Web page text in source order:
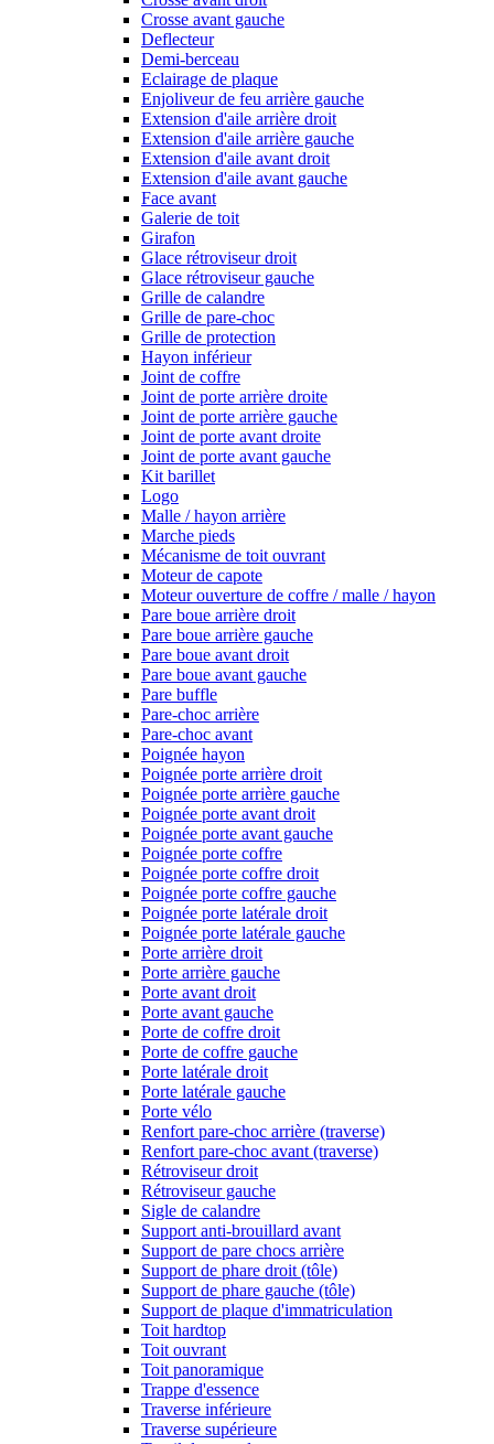
Crosse avant gauche
Deflecteur
Demi-berceau
Eclairage de plaque
Enjoliveur de feu arrière gauche
Extension d'aile arrière droit
Extension d'aile arrière gauche
Extension d'aile avant droit
Extension d'aile avant gauche
Face avant
Galerie de toit
Girafon
Glace rétroviseur droit
Glace rétroviseur gauche
Grille de calandre
Grille de pare-choc
Grille de protection
Hayon inférieur
Joint de coffre
Joint de porte arrière droite
Joint de porte arrière gauche
Joint de porte avant droite
Joint de porte avant gauche
Kit barillet
Logo
Malle / hayon arrière
Marche pieds
Mécanisme de toit ouvrant
Moteur de capote
Moteur ouverture de coffre / malle / hayon
Pare boue arrière droit
Pare boue arrière gauche
Pare boue avant droit
Pare boue avant gauche
Pare buffle
Pare-choc arrière
Pare-choc avant
Poignée hayon
Poignée porte arrière droit
Poignée porte arrière gauche
Poignée porte avant droit
Poignée porte avant gauche
Poignée porte coffre
Poignée porte coffre droit
Poignée porte coffre gauche
Poignée porte latérale droit
Poignée porte latérale gauche
Porte arrière droit
Porte arrière gauche
Porte avant droit
Porte avant gauche
Porte de coffre droit
Porte de coffre gauche
Porte latérale droit
Porte latérale gauche
Porte vélo
Renfort pare-choc arrière (traverse)
Renfort pare-choc avant (traverse)
Rétroviseur droit
Rétroviseur gauche
Sigle de calandre
Support anti-brouillard avant
Support de pare chocs arrière
Support de phare droit (tôle)
Support de phare gauche (tôle)
Support de plaque d'immatriculation
Toit hardtop
Toit ouvrant
Toit panoramique
Trappe d'essence
Traverse inférieure
Traverse supérieure